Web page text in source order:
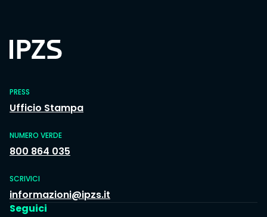
PRESS
Ufficio Stampa
NUMERO VERDE
800 864 035
SCRIVICI
informazioni@ipzs.it
Seguici